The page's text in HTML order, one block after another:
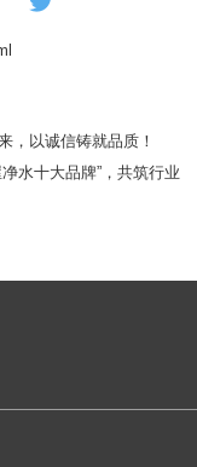
以诚信铸就品质！
水十大品牌”，共筑行业